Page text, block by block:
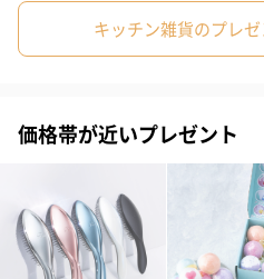
ラッピングを施してお届けいたしま
ゴールド（390円） ピンク
キッチン雑貨のプレ
価格帯が近いプレゼント